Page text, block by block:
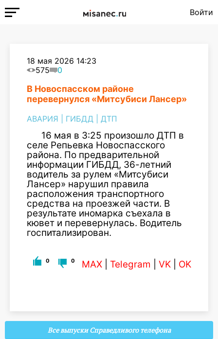
Войти
18 мая 2026 14:23
575
0
В Новоспасском районе
перевернулся «Митсубиси Лансер»
АВАРИЯ ГИБДД ДТП
16 мая в 3:25 произошло ДТП в
селе Репьевка Новоспасского
района. По предварительной
информации ГИБДД, 36-летний
водитель за рулем «Митсубиси
Лансер» нарушил правила
расположения транспортного
средства на проезжей части. В
результате иномарка съехала в
кювет и перевернулась. Водитель
госпитализирован.
0 0 MAX Telegram VK OK
Все выпуски Справедливого телефона